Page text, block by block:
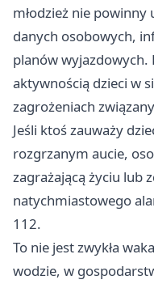
młodzież nie
danych osobowych,
planów wyjazdowych.
aktywnością dzieci w
zagrożeniach
Jeśli ktoś zauważy
rozgrzanym aucie,
zagrażającą życiu lub
natychmiastowego
112.
To nie jest zwykła
wodzie, w